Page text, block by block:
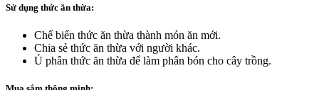
Sử dụng thức ăn thừa:
Chế biến thức ăn thừa thành món ăn mới.
Chia sẻ thức ăn thừa với người khác.
Ủ phân thức ăn thừa để làm phân bón cho cây trồng.